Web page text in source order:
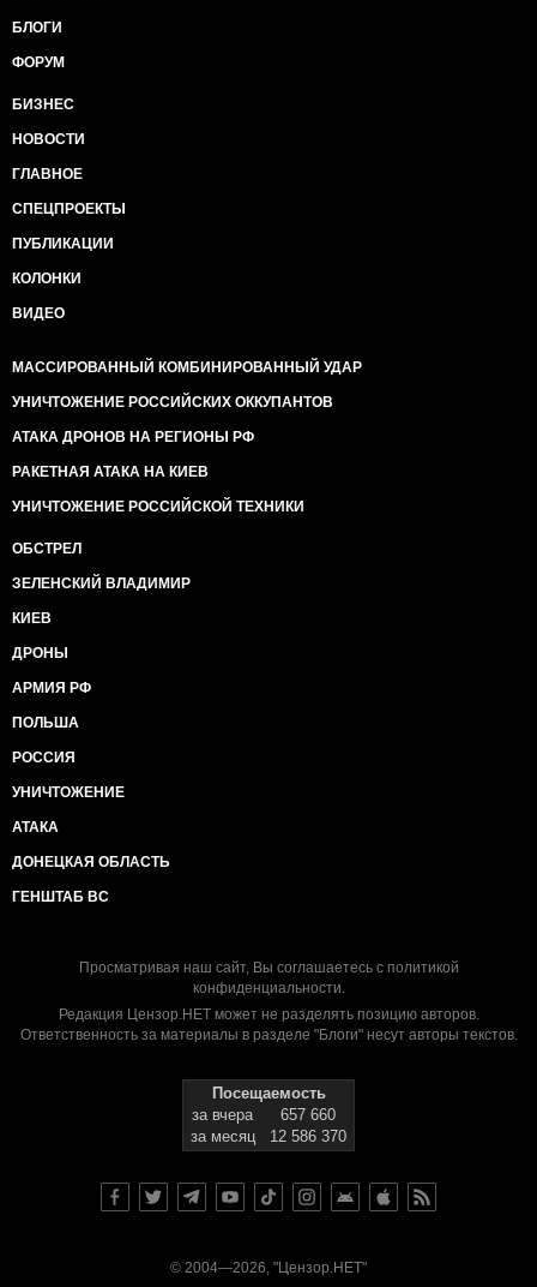
БЛОГИ
ФОРУМ
БИЗНЕС
НОВОСТИ
ГЛАВНОЕ
СПЕЦПРОЕКТЫ
ПУБЛИКАЦИИ
КОЛОНКИ
ВИДЕО
МАССИРОВАННЫЙ КОМБИНИРОВАННЫЙ УДАР
УНИЧТОЖЕНИЕ РОССИЙСКИХ ОККУПАНТОВ
АТАКА ДРОНОВ НА РЕГИОНЫ РФ
РАКЕТНАЯ АТАКА НА КИЕВ
УНИЧТОЖЕНИЕ РОССИЙСКОЙ ТЕХНИКИ
ОБСТРЕЛ
ЗЕЛЕНСКИЙ ВЛАДИМИР
КИЕВ
ДРОНЫ
АРМИЯ РФ
ПОЛЬША
РОССИЯ
УНИЧТОЖЕНИЕ
АТАКА
ДОНЕЦКАЯ ОБЛАСТЬ
ГЕНШТАБ ВС
Просматривая наш сайт, Вы соглашаетесь с политикой
конфиденциальности.
Редакция Цензор.НЕТ может не разделять позицию авторов.
Ответственность за материалы в разделе "Блоги" несут авторы текстов.
Посещаемость
за вчера
657 660
за месяц
12 586 370
© 2004—2026, "Цензор.НЕТ"